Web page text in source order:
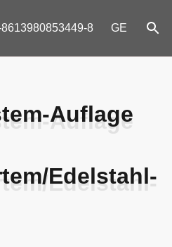
8 GE
Auflage
Edelstahl-
Auflage
Edelstahl-